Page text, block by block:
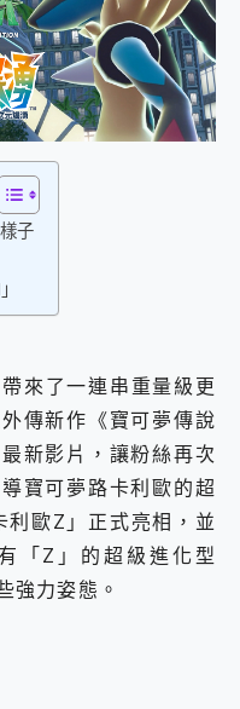
子
來了一連串重量級更
傳新作《寶可夢傳說
新影片，讓粉絲再次
寶可夢路卡利歐的超
歐Z」正式亮相，並
「Z」的超級進化型
強力姿態。